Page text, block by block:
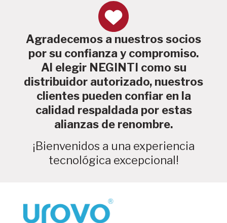
Agradecemos a nuestros socios
por su confianza y compromiso.
Al elegir NEGINTI como su
distribuidor autorizado, nuestros
clientes pueden confiar en la
calidad respaldada por estas
alianzas de renombre.
¡Bienvenidos a una experiencia
tecnológica excepcional!